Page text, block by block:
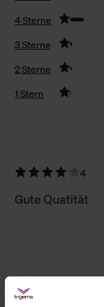
4 Sterne
3 Sterne
2 Sterne
1 Stern
4
Gute Quatität